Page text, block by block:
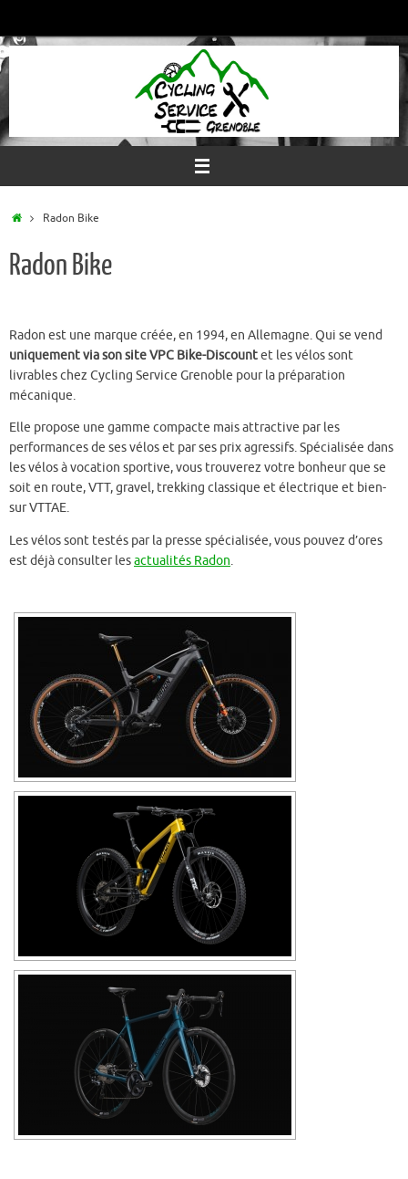
contenu
AccueilRadon Bike
Radon Bike
Radon est une marque créée, en 1994, en Allemagne. Qui se vend
uniquement via son site VPC Bike-Discountet les vélos sont
livrables chez Cycling Service Grenoble pour la préparation
mécanique.
Elle propose une gamme compacte mais attractive par les
performances de ses vélos et par ses prix agressifs. Spécialisée dans
les vélos à vocation sportive, vous trouverez votre bonheur que se
soit en route, VTT, gravel, trekking classique et électrique et bien-
sur VTTAE.
Les vélos sont testés par la presse spécialisée, vous pouvez d’ores
est déjà consulter lesactualités Radon.